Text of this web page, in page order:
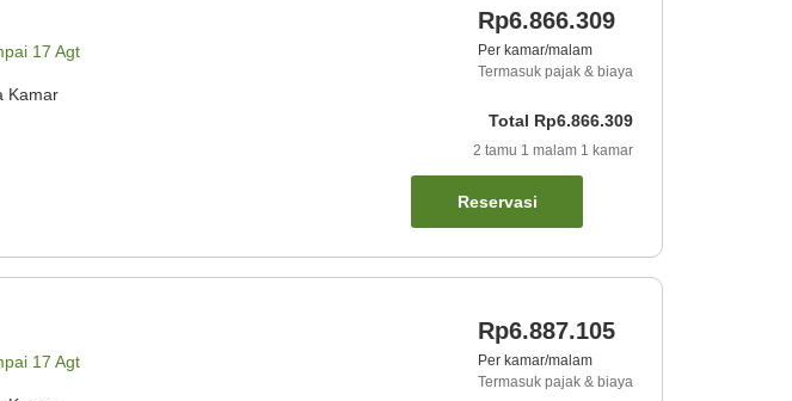
17 Agt
Kamar
Rp6.866.309
Per kamar/malam
Termasuk pajak & biaya
Total Rp6.866.309
2 tamu 1 malam 1 kamar
Reservasi
17 Agt
Rp6.887.105
Per kamar/malam
Termasuk pajak & biaya